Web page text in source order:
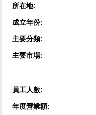
所在地:
成立年份:
主要分類:
主要市場:
員工人數:
年度營業額: